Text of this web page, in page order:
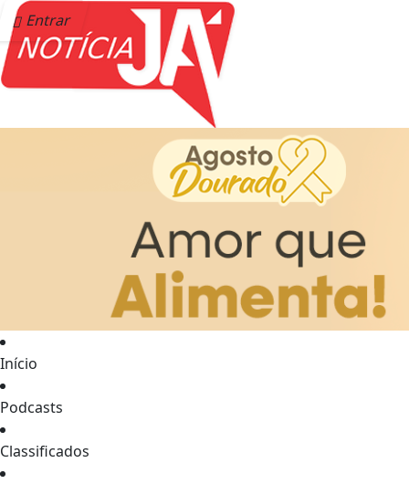
Entrar
Início
Podcasts
Classificados